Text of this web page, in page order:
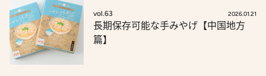
vol.63 2026.01.21
長期保存可能な手みやげ【中国地方
篇】